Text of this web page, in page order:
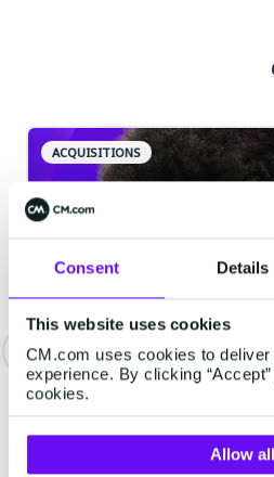
Consent Details
This website uses cookies
CM.com uses cookies to
experience. By clicking
cookies.
Allow all
ACQUISITIONS
أكثر استقلالية فهل
لديك السيطرة الكاملة؟
اليوم تطلق وكلاء ذكاء